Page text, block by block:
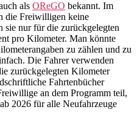
als OReGO bekannt. Im
die Freiwilligen keine
sie nur für die zurückgelegten
pro Kilometer. Man könnte
zu zählen und zu
Die Fahrer verwenden
zurückgelegten Kilometer
Fahrtenbücher
an dem Programm teil,
2026 für alle Neufahrzeuge